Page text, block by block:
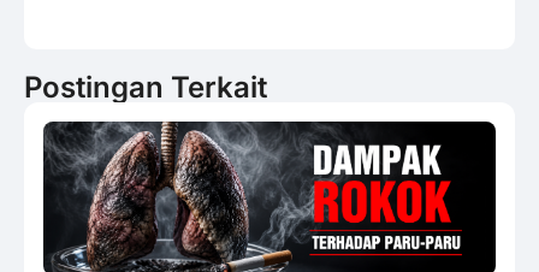
Postingan Terkait